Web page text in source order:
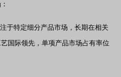
于特定细分产品市场，长期在相关
国际领先，单项产品市场占有率位